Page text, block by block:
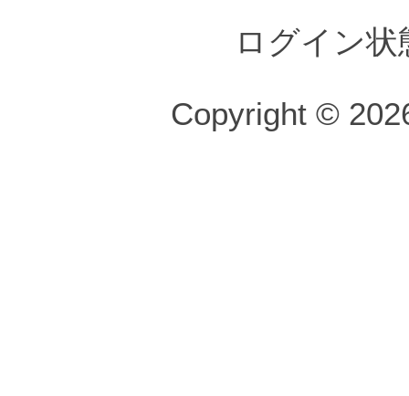
ログイン
Copyright ©